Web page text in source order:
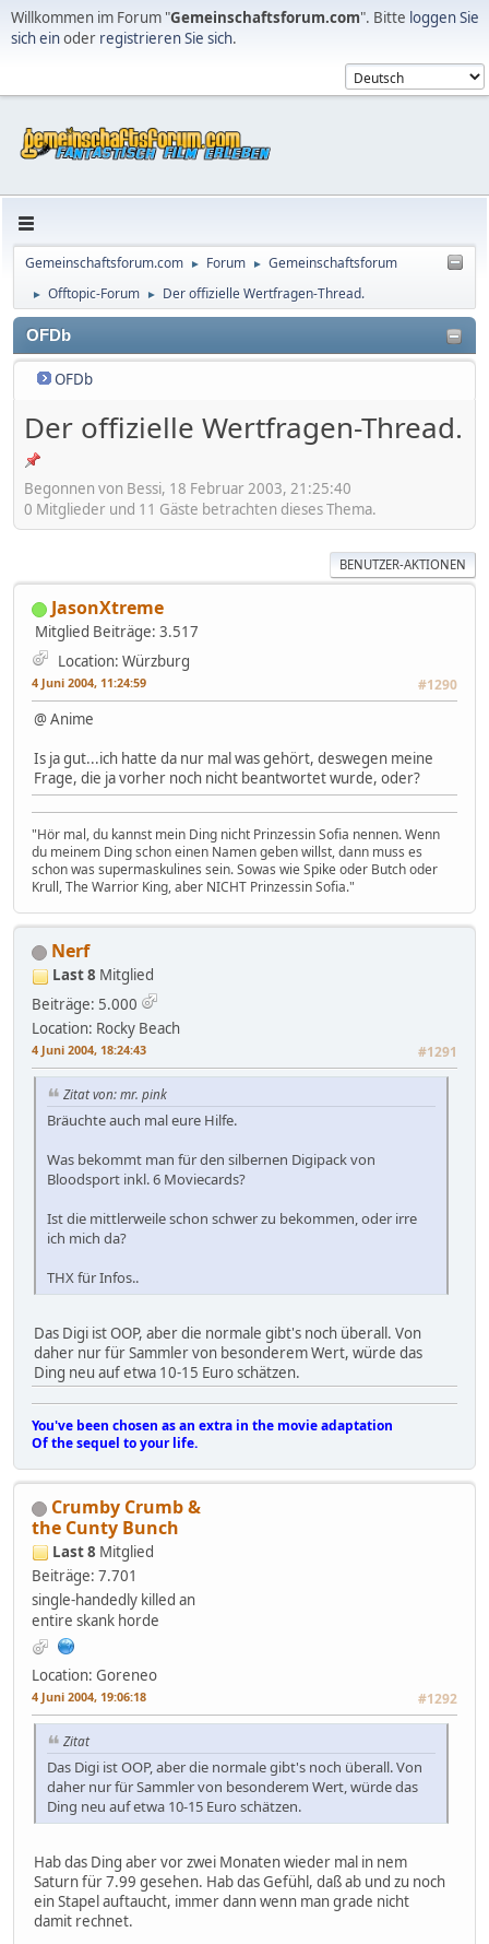
Willkommen im Forum "Gemeinschaftsforum.com". Bitte loggen Sie
sich einoder registrieren Sie sich.
Gemeinschaftsforum.com ► Forum ► Gemeinschaftsforum
► Offtopic-Forum ► Der offizielle Wertfragen-Thread.
OFDb
OFDb
Der offizielle Wertfragen-Thread.
Begonnen von Bessi, 18 Februar 2003, 21:25:40
0 Mitglieder und 11 Gäste betrachten dieses Thema.
BENUTZER-AKTIONEN
JasonXtreme
Mitglied Beiträge: 3.517
Location: Würzburg
4 Juni 2004, 11:24:59 #1290
@ Anime
Is ja gut...ich hatte da nur mal was gehört, deswegen meine
Frage, die ja vorher noch nicht beantwortet wurde, oder?
"Hör mal, du kannst mein Ding nicht Prinzessin Sofia nennen. Wenn
du meinem Ding schon einen Namen geben willst, dann muss es
schon was supermaskulines sein. Sowas wie Spike oder Butch oder
Krull, The Warrior King, aber NICHT Prinzessin Sofia."
Nerf
Last 8 Mitglied
Beiträge: 5.000
Location: Rocky Beach
4 Juni 2004, 18:24:43 #1291
Zitat von: mr. pink
Bräuchte auch mal eure Hilfe.
Was bekommt man für den silbernen Digipack von
Bloodsport inkl. 6 Moviecards?
Ist die mittlerweile schon schwer zu bekommen, oder irre
ich mich da?
THX für Infos..
Das Digi ist OOP, aber die normale gibt's noch überall. Von
daher nur für Sammler von besonderem Wert, würde das
Ding neu auf etwa 10-15 Euro schätzen.
You've been chosen as an extra in the movie adaptation
Of the sequel to your life.
Crumby Crumb &
the Cunty Bunch
Last 8 Mitglied
Beiträge: 7.701
single-handedly killed an
entire skank horde
Location: Goreneo
4 Juni 2004, 19:06:18 #1292
Zitat
Das Digi ist OOP, aber die normale gibt's noch überall. Von
daher nur für Sammler von besonderem Wert, würde das
Ding neu auf etwa 10-15 Euro schätzen.
Hab das Ding aber vor zwei Monaten wieder mal in nem
Saturn für 7.99 gesehen. Hab das Gefühl, daß ab und zu noch
ein Stapel auftaucht, immer dann wenn man grade nicht
damit rechnet.